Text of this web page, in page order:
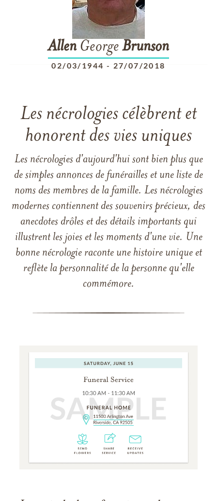
Allen George Brunson
02/03/1944 - 27/07/2018
Les nécrologies célèbrent et
honorent des vies uniques
Les nécrologies d'aujourd'hui sont bien plus que
de simples annonces de funérailles et une liste de
noms des membres de la famille. Les nécrologies
modernes contiennent des souvenirs précieux, des
anecdotes drôles et des détails importants qui
illustrent les joies et les moments d'une vie. Une
bonne nécrologie raconte une histoire unique et
reflète la personnalité de la personne qu'elle
commémore.